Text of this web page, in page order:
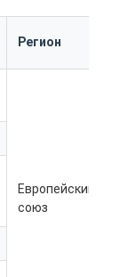
Регион
Европейский
союз